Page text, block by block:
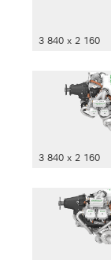
3 840 x 2 160
3 840 x 2 160